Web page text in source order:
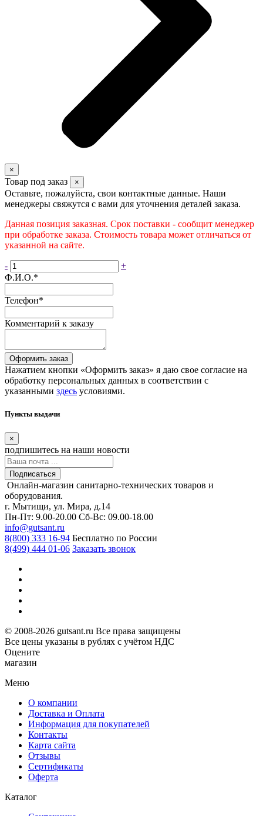
×
Товар под заказ ×
Оставьте, пожалуйста, свои контактные данные. Наши
менеджеры свяжутся с вами для уточнения деталей заказа.
Данная позиция заказная. Срок поставки - сообщит менеджер
при обработке заказа. Стоимость товара может отличаться от
указанной на сайте.
-
+
Ф.И.О.*
Телефон*
Комментарий к заказу
Оформить заказ
Нажатием кнопки «Оформить заказ» я даю свое согласие на
обработку персональных данных в соответствии с
указанными здесь условиями.
Пункты выдачи
×
подпишитесь на наши новости
Подписаться
Онлайн-магазин санитарно-технических товаров и
оборудования.
г. Мытищи, ул. Мира, д.14
Пн-Пт: 9.00-20.00 Сб-Вс: 09.00-18.00
info@gutsant.ru
8(800) 333 16-94 Бесплатно по России
8(499) 444 01-06 Заказать звонок
© 2008-2026 gutsant.ru Все права защищены
Все цены указаны в рублях с учётом НДС
Оцените
магазин
Меню
О компании
Доставка и Оплата
Информация для покупателей
Контакты
Карта сайта
Отзывы
Сертификаты
Оферта
Каталог